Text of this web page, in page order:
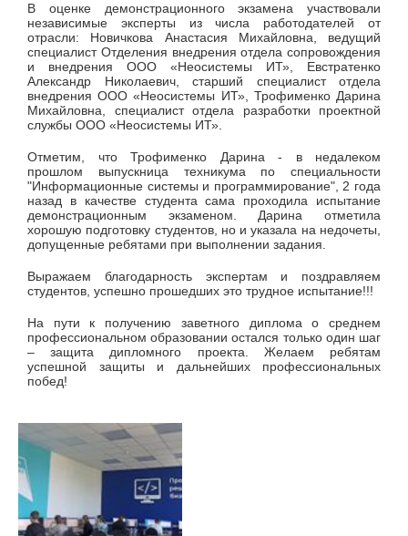
В оценке демонстрационного экзамена участвовали
независимые эксперты из числа работодателей от
отрасли: Новичкова Анастасия Михайловна, ведущий
специалист Отделения внедрения отдела сопровождения
и внедрения ООО «Неосистемы ИТ», Евстратенко
Александр Николаевич, старший специалист отдела
внедрения ООО «Неосистемы ИТ», Трофименко Дарина
Михайловна, специалист отдела разработки проектной
службы ООО «Неосистемы ИТ».
Отметим, что Трофименко Дарина - в недалеком
прошлом выпускница техникума по специальности
"Информационные системы и программирование", 2 года
назад в качестве студента сама проходила испытание
демонстрационным экзаменом. Дарина отметила
хорошую подготовку студентов, но и указала на недочеты,
допущенные ребятами при выполнении задания.
Выражаем благодарность экспертам и поздравляем
студентов, успешно прошедших это трудное испытание!!!
На пути к получению заветного диплома о среднем
профессиональном образовании остался только один шаг
– защита дипломного проекта. Желаем ребятам
успешной защиты и дальнейших профессиональных
побед!